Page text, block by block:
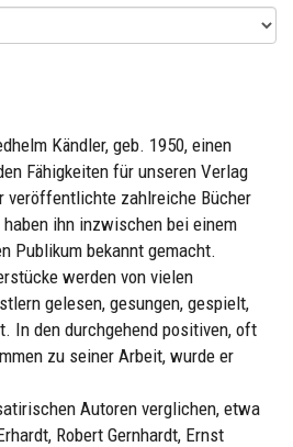
Kändler, geb. 1950, einen
Fähigkeiten für unseren Verlag
veröffentlichte zahlreiche Bücher
ihn inzwischen bei einem
Publikum bekannt gemacht.
werden von vielen
gelesen, gesungen, gespielt,
In den durchgehend positiven, oft
zu seiner Arbeit, wurde er
Autoren verglichen, etwa
Robert Gernhardt, Ernst